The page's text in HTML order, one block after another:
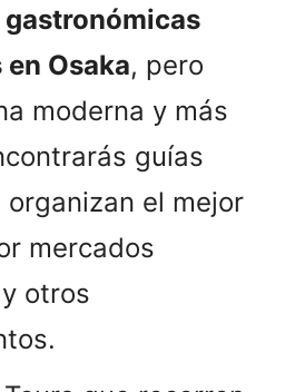
Osaka, pero
moderna y más
guías
el mejor
mercados
otros